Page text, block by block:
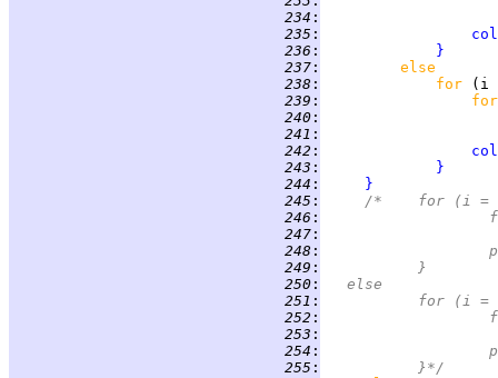
234 :
235 :
236 :
}
237 :
else
238 : for
(i
239 :
240 :
241 :
242 :
243 :
}
244 :
}
245 :
/*	for (i
246 :
247 :
248 :
249 :
		}
250 :
	else
251 :
for (i
252 :
253 :
254 :
255 :
		}*/